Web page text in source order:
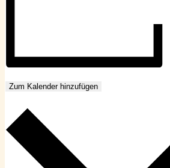
Zum Kalender hinzufügen